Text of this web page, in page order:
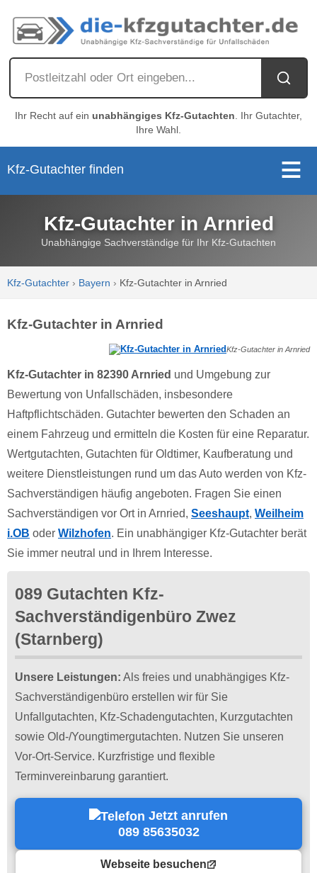
Ihr Recht auf ein unabhängiges Kfz-Gutachten . Ihr Gutachter,
Ihre Wahl.
Kfz-Gutachter finden
Kfz-Gutachter in Arnried
Unabhängige Sachverständige für Ihr Kfz-Gutachten
Kfz-Gutachter › Bayern › Kfz-Gutachter in Arnried
Kfz-Gutachter in Arnried
Kfz-Gutachter in Arnried
Kfz-Gutachter in 82390 Arnried und Umgebung zur
Bewertung von Unfallschäden, insbesondere
Haftpflichtschäden. Gutachter bewerten den Schaden an
einem Fahrzeug und ermitteln die Kosten für eine Reparatur.
Wertgutachten, Gutachten für Oldtimer, Kaufberatung und
weitere Dienstleistungen rund um das Auto werden von Kfz-
Sachverständigen häufig angeboten. Fragen Sie einen
Sachverständigen vor Ort in Arnried, Seeshaupt, Weilheim
i.OB oder Wilzhofen. Ein unabhängiger Kfz-Gutachter berät
Sie immer neutral und in Ihrem Interesse.
089 Gutachten Kfz-
Sachverständigenbüro Zwez
(Starnberg)
Unsere Leistungen: Als freies und unabhängiges Kfz-
Sachverständigenbüro erstellen wir für Sie
Unfallgutachten, Kfz-Schadengutachten, Kurzgutachten
sowie Old-/Youngtimergutachten. Nutzen Sie unseren
Vor-Ort-Service. Kurzfristige und flexible
Terminvereinbarung garantiert.
Jetzt anrufen
089 85635032
Webseite besuchen